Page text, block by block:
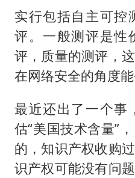
实行包括自主可控
评。一般测评是性
评，质量的测评，
在网络安全的角度能
最近还出了一个事
估“美国技术含量”
的，知识产权收购
识产权可能没有问